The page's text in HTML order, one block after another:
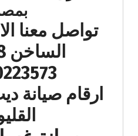
تواصل معنا
ارقام صيانة